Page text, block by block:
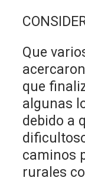
Que
que
algunas
debido a
caminos
rurales